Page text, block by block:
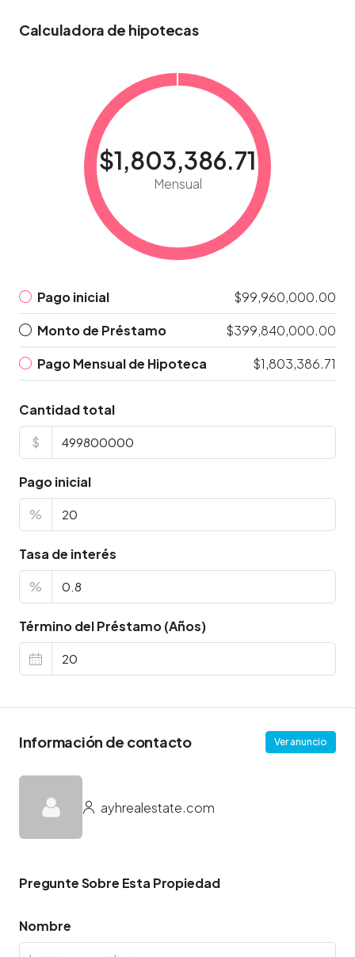
Calculadora de hipotecas
$1,803,386.71
Mensual
Pago inicial
$99,960,000.00
Monto de Préstamo
$399,840,000.00
Pago Mensual de Hipoteca
$1,803,386.71
Cantidad total
$
Pago inicial
%
Tasa de interés
%
Término del Préstamo (Años)
Información de contacto Ver anuncio
ayhrealestate.com
Pregunte Sobre Esta Propiedad
Nombre